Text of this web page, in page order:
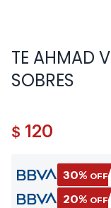
TE AHMAD
SOBRES
$ 120
30% OFF
20% OFF